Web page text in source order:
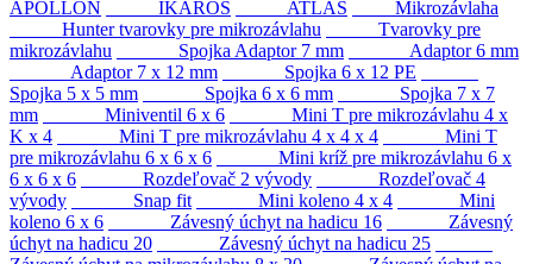
APOLLON
IKAROS ATLAS
Mikrozávlaha
Hunter tvarovky pre mikrozávlahu
Tvarovky pre
mikrozávlahu
Spojka Adaptor 7 mm
Adaptor 6 mm
Adaptor 7 x 12 mm
Spojka 6 x 12 PE
Spojka 5 x 5 mm
Spojka 6 x 6 mm
Spojka 7 x 7
mm
Miniventil 6 x 6
Mini T pre mikrozávlahu 4 x
K x 4
Mini T pre mikrozávlahu 4 x 4 x 4
Mini T
pre mikrozávlahu 6 x 6 x 6
Mini kríž pre mikrozávlahu 6 x
6 x 6 x 6
Rozdeľovač 2 vývody
Rozdeľovač 4
vývody
Snap fit Mini koleno 4 x 4
Mini
koleno 6 x 6
Závesný úchyt na hadicu 16
Závesný
úchyt na hadicu 20
Závesný úchyt na hadicu 25